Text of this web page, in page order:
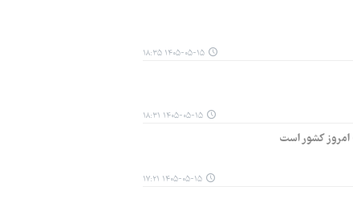
۱۴۰۵-۰۵-۱۵ ۱۸:۳۵
۱۴۰۵-۰۵-۱۵ ۱۸:۳۱
کشور است
۱۴۰۵-۰۵-۱۵ ۱۷:۲۱